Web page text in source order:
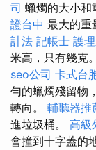
司 蠟燭的大小和
證台中 最大的重
計法 記帳士 護
米高，只有幾克
seo公司 卡式台
勻的蠟燭殘留物
轉向。 輔聽器推
進垃圾桶。 高級
會撞到十字蓋的